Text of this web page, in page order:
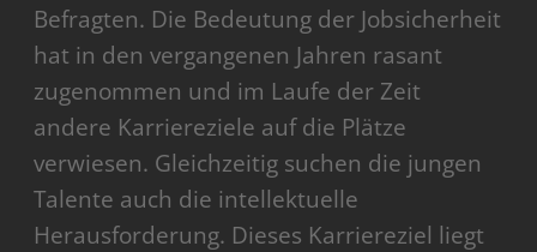
Befragten. Die Bedeutung der Jobsicherheit
hat in den vergangenen Jahren rasant
zugenommen und im Laufe der Zeit
andere Karriereziele auf die Plätze
verwiesen. Gleichzeitig suchen die jungen
Talente auch die intellektuelle
Herausforderung. Dieses Karriereziel liegt